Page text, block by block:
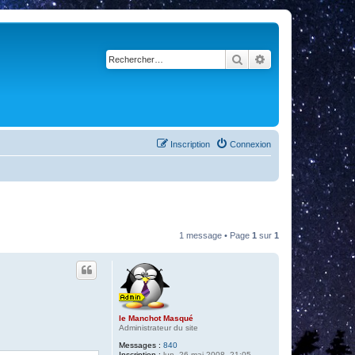
RechercherRecherche
Connexion
Inscription
1 message • Page 1 sur 1
le Manchot Masqué
Administrateur du site
Messages : 840